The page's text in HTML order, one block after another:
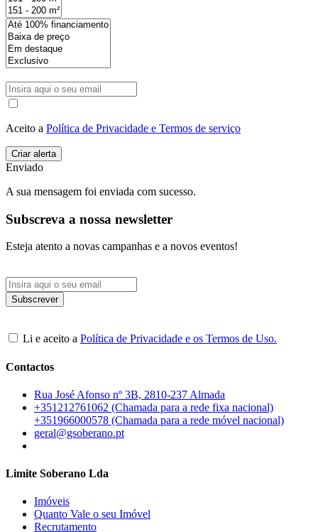
Aceito a Política de Privacidade e Termos de serviço
Enviado
A sua mensagem foi enviada com sucesso.
Subscreva a nossa newsletter
Esteja atento a novas campanhas e a novos eventos!
Li e aceito a Política de Privacidade e os Termos de Uso.
Contactos
Rua José Afonso nº 3B, 2810-237 Almada
+351212761062 (Chamada para a rede fixa nacional)
+351966000578 (Chamada para a rede móvel nacional)
geral@gsoberano.pt
Limite Soberano Lda
Imóveis
Quanto Vale o seu Imóvel
Recrutamento